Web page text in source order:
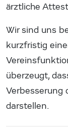
ärztliche
Wir sind uns
kurzfristig
überzeugt,
Verbesserung
darstellen.